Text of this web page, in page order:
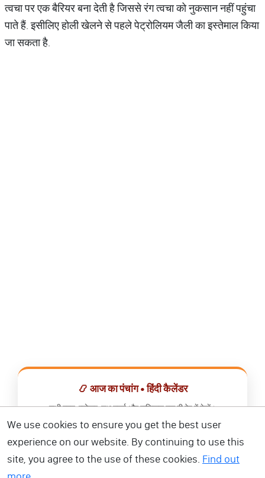
त्वचा पर एक बैरियर बना देती है जिससे रंग त्वचा को नुकसान नहीं पहुंचा
पाते हैं. इसीलिए होली खेलने से पहले पेट्रोलियम जैली का इस्तेमाल किया
जा सकता है.
📿 आज का पंचांग • हिंदी कैलेंडर
सभी व्रत, त्योहार, शुभ मुहूर्त और राशिफल एक ही ऐप में देखें।
📅 हिंदी कैलेंडर ऐप डाउनलोड करें
We use cookies to ensure you get the best user
experience on our website. By continuing to use this
site, you agree to the use of these cookies. Find out